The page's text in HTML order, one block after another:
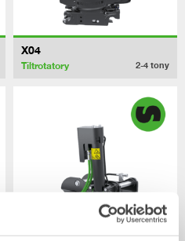
X04
Tiltrotatory 2-4 tony